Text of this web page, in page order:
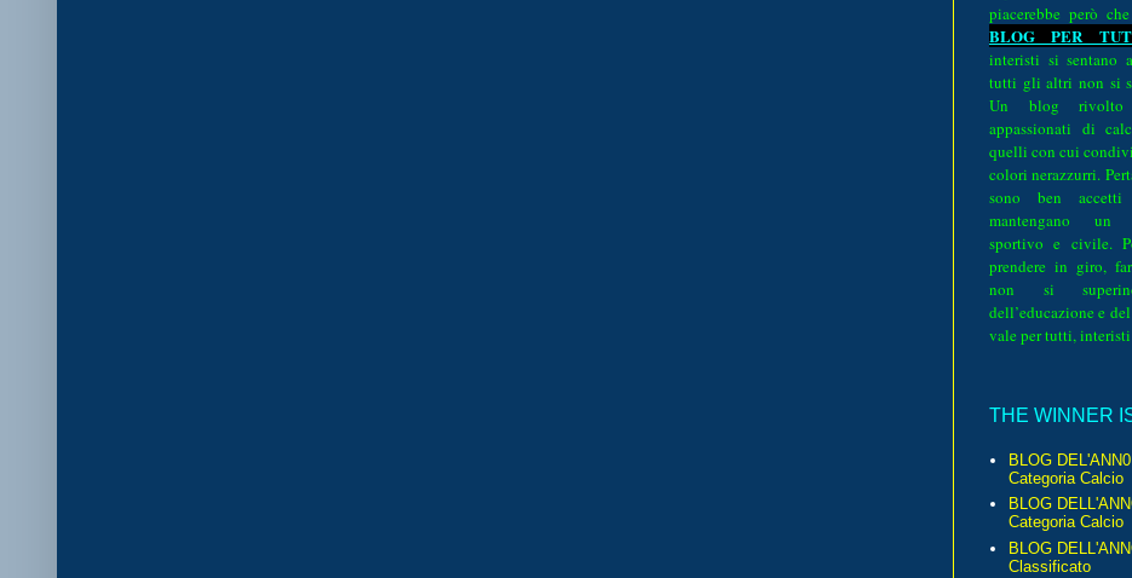
piacerebbe però
BLOG PER
interisti si sentano
tutti gli altri non si
Un blog
appassionati di
quelli con cui
colori nerazzurri.
sono ben
mantengano un
sportivo e civile.
prendere in giro,
non si
dell’educazione e
vale per tutti,
THE WINNER
BLOG
Categoria Calcio
BLOG
Categoria Calcio
BLOG
Classificato